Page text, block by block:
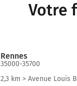
Votre
Rennes
35000-35700
2,3 km > Avenue Louis